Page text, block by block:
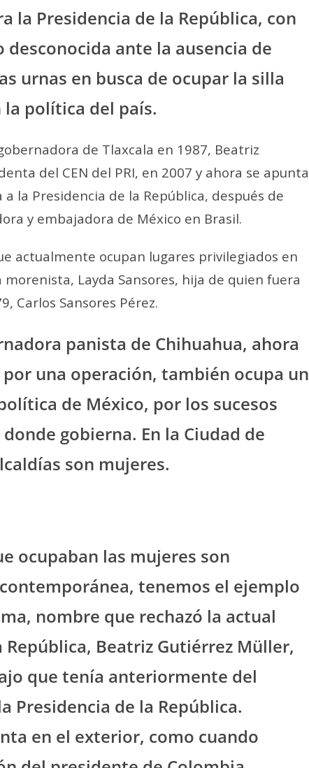
la Presidencia de la República, con
ante la ausencia de
urnas en busca de ocupar la silla
política del país.
de Tlaxcala en 1987, Beatriz
del CEN del PRI, en 2007 y ahora se apunta
la Presidencia de la República, después de
y embajadora de México en Brasil.
actualmente ocupan lugares privilegiados en
Layda Sansores, hija de quien fuera
Carlos Sansores Pérez.
panista de Chihuahua, ahora
una operación, también ocupa un
de México, por los sucesos
gobierna. En la Ciudad de
son mujeres.
ocupaban las mujeres son
tenemos el ejemplo
nombre que rechazó la actual
Beatriz Gutiérrez Müller,
que tenía anteriormente del
Presidencia de la República.
en el exterior, como cuando